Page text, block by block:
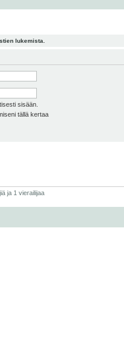
lukemista.
sisään.
tällä kertaa
ja 1 vierailijaa